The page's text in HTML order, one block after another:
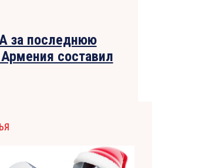
за последнюю
составил